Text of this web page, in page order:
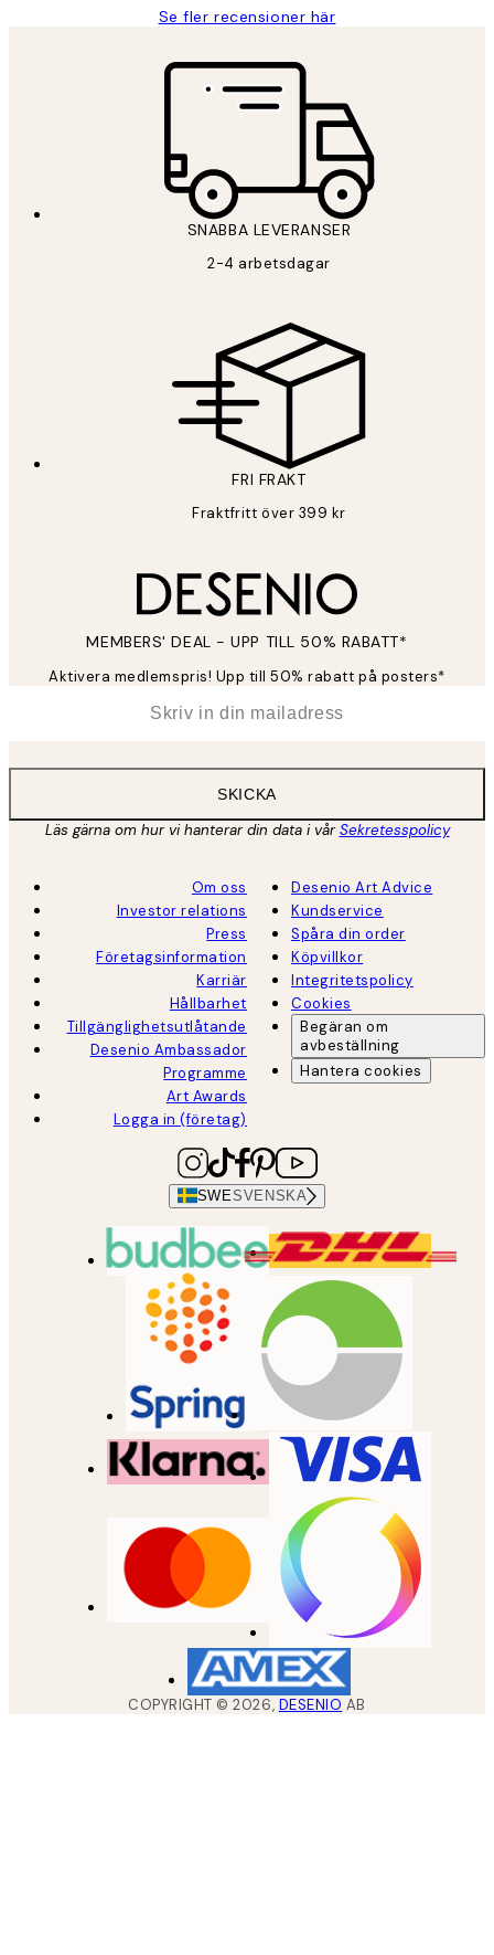
Se fler recensioner här
SNABBA LEVERANSER
2-4 arbetsdagar
FRI FRAKT
Fraktfritt över 399 kr
MEMBERS' DEAL - UPP TILL 50% RABATT*
Aktivera medlemspris! Upp till 50% rabatt på posters*
SKICKA
Läs gärna om hur vi hanterar din data i vårSekretesspolicy
Om oss
Investor relations
Press
Företagsinformation
Karriär
Hållbarhet
Tillgänglighetsutlåtande
Desenio Ambassador
Programme
Art Awards
Logga in (företag)
Desenio Art Advice
Kundservice
Spåra din order
Köpvillkor
Integritetspolicy
Cookies
Begäran om
avbeställning
Hantera cookies
SWESVENSKA
COPYRIGHT ©2026, DESENIO AB